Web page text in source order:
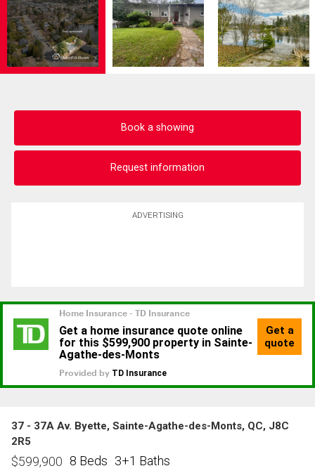
Book a showing
Request information
ADVERTISING
37 - 37A Av. Byette, Sainte-Agathe-des-Monts, QC, J8C
2R5
$599,900 8 Beds 3+1 Baths